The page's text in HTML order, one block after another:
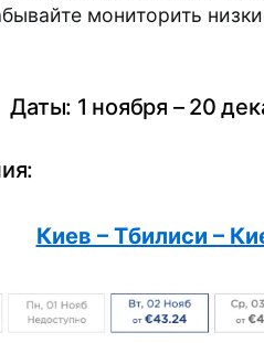
мониторить
Даты: 1 ноября – 20
Киев – Тбилиси –